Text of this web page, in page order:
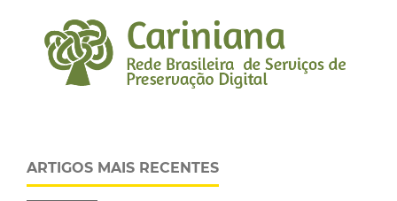
ARTIGOS MAIS RECENTES